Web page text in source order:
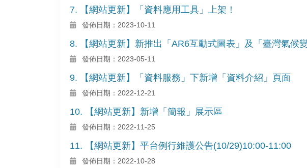
7. 【網站更新】「資料應用工具」上架！
發佈日期：2023-10-11
8. 【網站更新】新推出「AR6互動式圖表」及「臺灣氣候
發佈日期：2023-05-11
9. 【網站更新】「資料服務」下新增「資料介紹」頁面
發佈日期：2022-12-21
10. 【網站更新】新增「簡報」展示區
發佈日期：2022-11-25
11. 【網站更新】平台例行維護公告(10/29)10:00-11:00
發佈日期：2022-10-28